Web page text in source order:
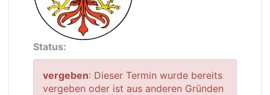
Status:
vergeben: Dieser Termin wurde bereits
vergeben oder ist aus anderen Gründen